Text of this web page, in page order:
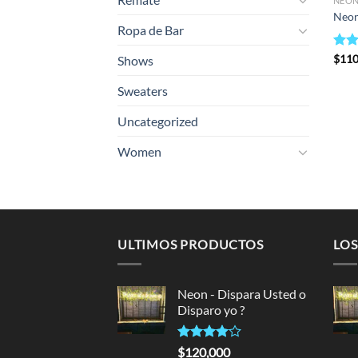
Ropa de Bar
Shows
Sweaters
Uncategorized
Women
$
ULTIMOS PRODUCTOS
Neon - Dispara Usted o
Disparo yo ?
Rated
$120,000